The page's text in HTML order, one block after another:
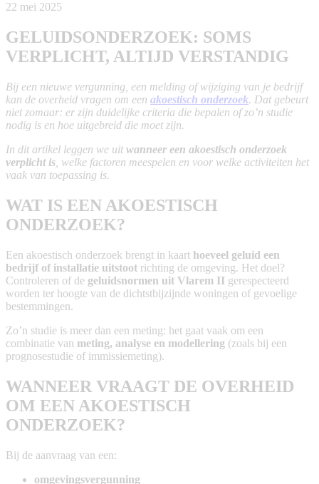
22 mei 2025
GELUIDSONDERZOEK: SOMS
VERPLICHT, ALTIJD VERSTANDIG
Bij een nieuwe vergunning, een melding of wijziging van je bedrijf
kan de overheid vragen om een akoestisch onderzoek. Dat gebeurt
niet zomaar: er zijn duidelijke criteria die bepalen of zo’n studie
nodig is en hoe uitgebreid die moet zijn.
In dit artikel leggen we uitwanneer een akoestisch onderzoek
verplicht is , welke factoren meespelen en voor welke activiteiten het
vaak van toepassing is.
WAT IS EEN AKOESTISCH
ONDERZOEK?
Een akoestisch onderzoek brengt in kaart hoeveel geluid een
bedrijf of installatie uitstoot richting de omgeving. Het doel?
Controleren of de geluidsnormen uit Vlarem II gerespecteerd
worden ter hoogte van de dichtstbijzijnde woningen of gevoelige
bestemmingen.
Zo’n studie is meer dan een meting: het gaat vaak om een
combinatie van meting, analyse en modellering (zoals bij een
prognosestudie of immissiemeting).
WANNEER VRAAGT DE OVERHEID
OM EEN AKOESTISCH
ONDERZOEK?
Bij de aanvraag van een:
omgevingsvergunning